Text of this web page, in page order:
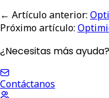
← Artículo anterior:
Próximo artículo:
¿Necesitas más ayuda?
Contáctanos